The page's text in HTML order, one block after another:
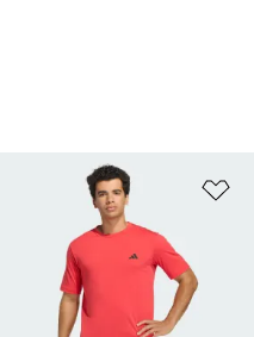
Listesine Ekle